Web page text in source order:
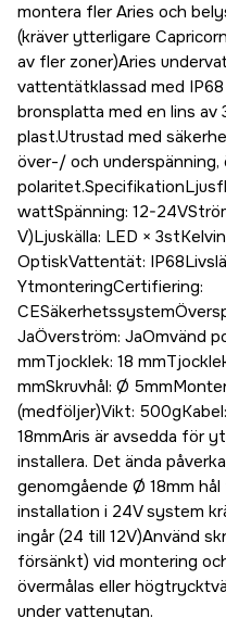
montera fler Aries och
(kräver ytterligare
av fler zoner)Aries
vattentätklassad med
bronsplatta med en lins av
plast.Utrustad med
över-/ och
wattSpänning: 12-
V)Ljuskälla: LED ×
OptiskVattentät:
YtmonteringCertifiering:
JaÖverström: JaOmvänd
mmTjocklek: 18
mmSkruvhål: Ø
(medföljer)Vikt:
18mmAris är avsedda för
installera. Det ända
genomgående Ø 18mm hål
installation i 24V system
ingår (24 till 12V)Använd
försänkt) vid montering
övermålas eller
under vattenytan.